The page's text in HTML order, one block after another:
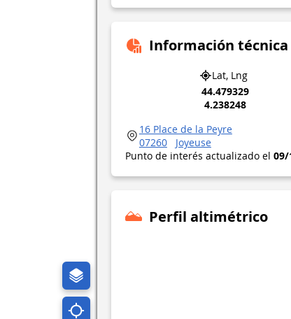
Información técnica
Lat, Lng
44.479329
4.238248
16 Place de la Peyre
07260
Joyeuse
Punto de interés actualizado el 09/
Perfil altimétrico